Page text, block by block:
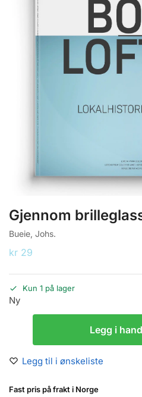
Gjennom
Bueie, Johs.
kr 29
Kun 1 på lager
Ny
Legg i
Legg til i ønskeliste
Fast pris på frakt i Norge